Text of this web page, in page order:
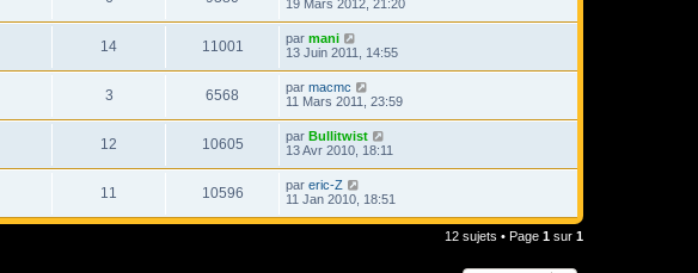
19 Mars 2012, 21:20
14 11001 par mani
13 Juin 2011, 14:55
3 6568 par macmc
11 Mars 2011, 23:59
12 10605 par Bullitwist
13 Avr 2010, 18:11
11 10596 par eric-Z
11 Jan 2010, 18:51
12 sujets • Page 1 sur 1